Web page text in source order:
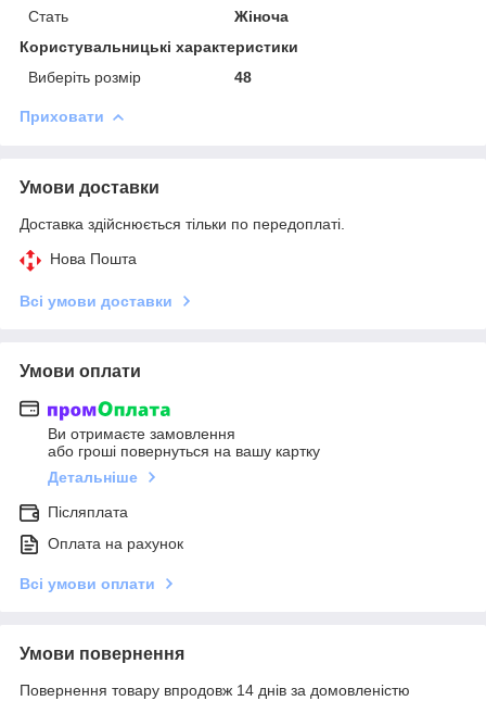
Стать
Жіноча
Користувальницькі характеристики
Виберіть розмір
48
Приховати
Умови доставки
Доставка здійснюється тільки по передоплаті.
Нова Пошта
Всі умови доставки
Умови оплати
Ви отримаєте замовлення
або гроші повернуться на вашу картку
Детальніше
Післяплата
Оплата на рахунок
Всі умови оплати
Умови повернення
Повернення товару впродовж 14 днів за домовленістю